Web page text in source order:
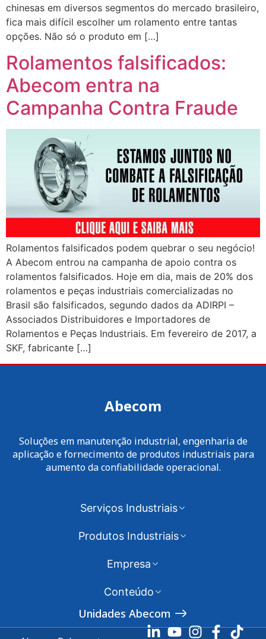
chinesas em diversos segmentos do mercado brasileiro,
fica mais difícil escolher um rolamento entre tantas
opções. Não só o produto em […]
Rolamentos falsificados:
Abecom entra na
Campanha Contra Fraude
Rolamentos falsificados podem quebrar o seu negócio!
A Abecom entrou na campanha de apoio contra os
rolamentos falsificados. Hoje em dia, mais de 20% dos
rolamentos e peças industriais comercializadas no
Brasil são falsificados, segundo dados da ADIRPI –
Associados Distribuidores e Importadores de
Rolamentos e Peças Industriais. Em fevereiro de 2017, a
SKF, fabricante […]
Abecom
Soluções em manutenção industrial, engenharia de
aplicação e fornecimento de produtos industriais para
aumento da confiabilidade operacional.
Serviços Industriais
Produtos Industriais
Empresa
Conteúdo
Unidades Abecom